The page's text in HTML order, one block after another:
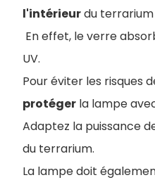
l'intérieurdu
En effet, le verre
UV.
Pour éviter les risques
protéger la lampe
Adaptez la puissance
du terrarium.
La lampe doit